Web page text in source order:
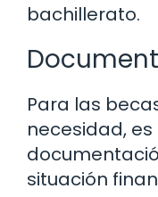
bachillerato.
Para las
necesidad,
situación